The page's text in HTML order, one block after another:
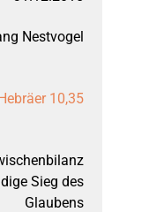
BEG-Newsletter
Aktuelle
Außen- und
Kurzporträt
Biblischer Unterricht
Kindergottesdienst
Kids Club
2024
2023
2022
1. Thessalonicher
1. Johannesbrief
Philipperbrief
Predigten zum
Programm
Über die Bibeltage
Bibeltage bisher
Anfahrt
Links
Spenden
Nestvogel
10,35
Sieg des
Glaubens